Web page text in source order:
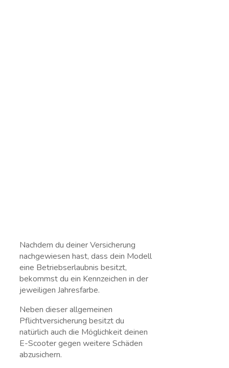
Nachdem du deiner Versicherung
nachgewiesen hast, dass dein Modell
eine Betriebserlaubnis besitzt,
bekommst du ein Kennzeichen in der
jeweiligen Jahresfarbe.
Neben dieser allgemeinen
Pflichtversicherung besitzt du
natürlich auch die Möglichkeit deinen
E-Scooter gegen weitere Schäden
abzusichern.